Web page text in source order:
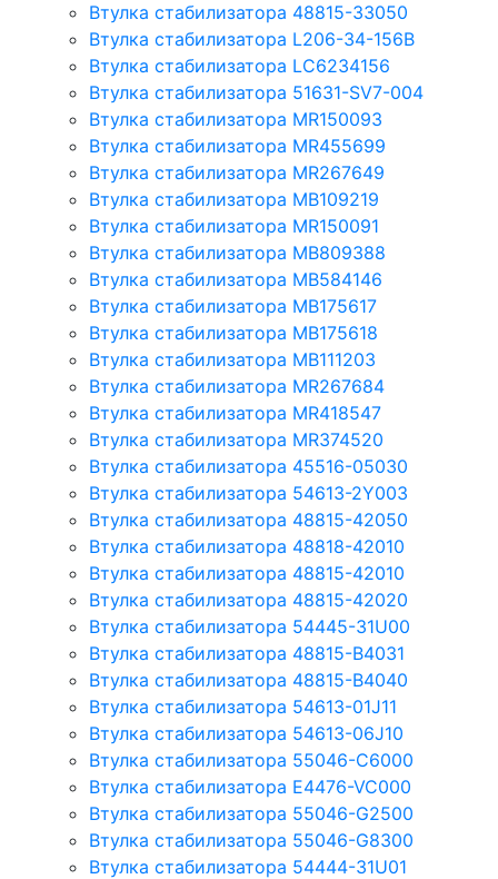
Втулка стабилизатора 48815-33050
Втулка стабилизатора L206-34-156B
Втулка стабилизатора LC6234156
Втулка стабилизатора 51631-SV7-004
Втулка стабилизатора MR150093
Втулка стабилизатора MR455699
Втулка стабилизатора MR267649
Втулка стабилизатора MB109219
Втулка стабилизатора MR150091
Втулка стабилизатора MB809388
Втулка стабилизатора MB584146
Втулка стабилизатора MB175617
Втулка стабилизатора MB175618
Втулка стабилизатора MB111203
Втулка стабилизатора MR267684
Втулка стабилизатора MR418547
Втулка стабилизатора MR374520
Втулка стабилизатора 45516-05030
Втулка стабилизатора 54613-2Y003
Втулка стабилизатора 48815-42050
Втулка стабилизатора 48818-42010
Втулка стабилизатора 48815-42010
Втулка стабилизатора 48815-42020
Втулка стабилизатора 54445-31U00
Втулка стабилизатора 48815-B4031
Втулка стабилизатора 48815-B4040
Втулка стабилизатора 54613-01J11
Втулка стабилизатора 54613-06J10
Втулка стабилизатора 55046-C6000
Втулка стабилизатора E4476-VC000
Втулка стабилизатора 55046-G2500
Втулка стабилизатора 55046-G8300
Втулка стабилизатора 54444-31U01